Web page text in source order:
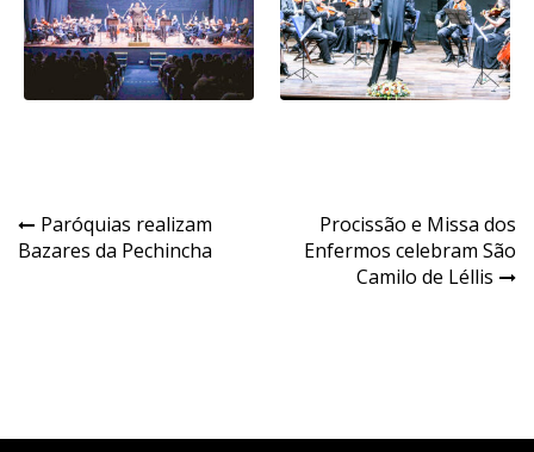
Navegação
de
Paróquias realizam
Bazares da Pechincha
Procissão e Missa dos
Enfermos celebram São
Camilo de Léllis